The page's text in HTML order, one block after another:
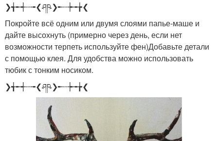
❯╅╾┽┄╼❮ཤཥ❯╾┄┾╼╆❮
Покройте всё одним или двумя слоями папье-маше и
дайте высохнуть (примерно через день, если нет
возможности терпеть используйте фен)Добавьте детали
с помощью клея. Для удобства можно использовать
тюбик с тонким носиком.
❯╅╾┽┄╼❮ཤཥ❯╾┄┾╼╆❮